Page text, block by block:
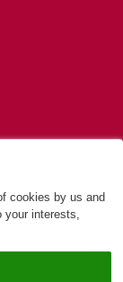
d'alcool est
cookies by us and
interests,